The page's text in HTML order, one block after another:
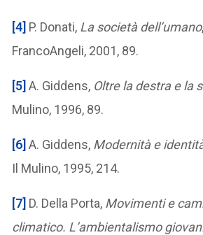
[4] P. Donati, La società dell’umano
FrancoAngeli, 2001, 89.
[5] A. Giddens, Oltre la destra e la
Mulino, 1996, 89.
[6] A. Giddens, Modernità e
Il Mulino, 1995, 214.
[7] D. Della Porta, Movimenti e
climatico. L’ambientalismo